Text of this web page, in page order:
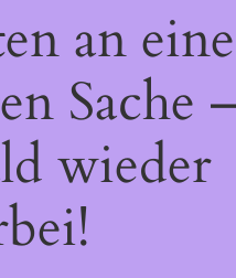
an
Sache
wieder